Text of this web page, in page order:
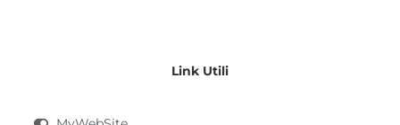
Link Utili